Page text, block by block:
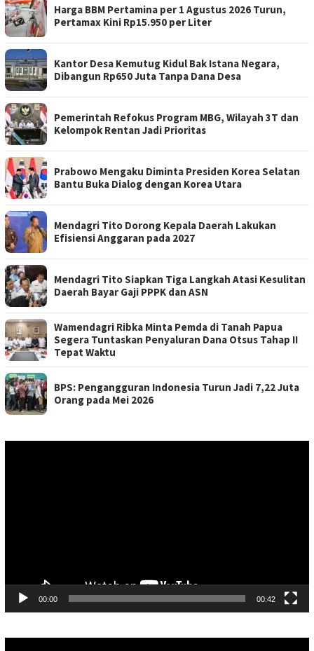
Harga BBM Pertamina per 1 Agustus 2026 Turun,
Pertamax Kini Rp15.950 per Liter
Kantor Desa Kemutug Kidul Bak Istana Negara,
Dibangun Rp650 Juta Tanpa Dana Desa
Pemerintah Refokus Program MBG, Wilayah 3T dan
Kelompok Rentan Jadi Prioritas
Prabowo Mengaku Diminta Presiden Korea Selatan
Bantu Buka Dialog dengan Korea Utara
Mendagri Tito Dorong Kepala Daerah Lakukan
Efisiensi Anggaran pada 2027
Mendagri Tito Siapkan Tiga Langkah Atasi Kesulitan
Daerah Bayar Gaji PPPK dan ASN
Wamendagri Ribka Minta Pemda di Tanah Papua
Segera Tuntaskan Penyaluran Dana Otsus Tahap II
Tepat Waktu
BPS: Pengangguran Indonesia Turun Jadi 7,22 Juta
Orang pada Mei 2026
00:00 00:42